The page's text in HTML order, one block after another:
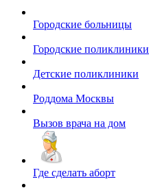
Городские больницы
Городские поликлиники
Детские поликлиники
Роддома Москвы
Вызов врача на дом
Где сделать аборт